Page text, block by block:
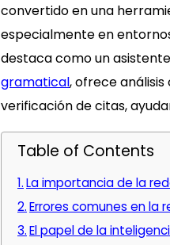
convertido en una
especialmente en
destaca como un
gramatical, ofrece
verificación de citas,
Table of Contents
La importancia de la
Errores comunes en la
El papel de la